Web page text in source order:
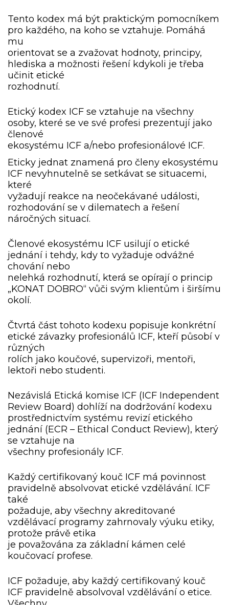
Tento kodex má být praktickým pomocníkem
pro každého, na koho se vztahuje. Pomáhá
mu
orientovat se a zvažovat hodnoty, principy,
hlediska a možnosti řešení kdykoli je třeba
učinit etické
rozhodnutí.
Etický kodex ICF se vztahuje na všechny
osoby, které se ve své profesi prezentují jako
členové
ekosystému ICF a/nebo profesionálové ICF.
Eticky jednat znamená pro členy ekosystému
ICF nevyhnutelně se setkávat se situacemi,
které
vyžadují reakce na neočekávané události,
rozhodování se v dilematech a řešení
náročných situací.
Členové ekosystému ICF usilují o etické
jednání i tehdy, kdy to vyžaduje odvážné
chování nebo
nelehká rozhodnutí, která se opírají o princip
„KONAT DOBRO“ vůči svým klientům i širšímu
okolí.
Čtvrtá část tohoto kodexu popisuje konkrétní
etické závazky profesionálů ICF, kteří působí v
různých
rolích jako koučové, supervizoři, mentoři,
lektoři nebo studenti.
Nezávislá Etická komise ICF (ICF Independent
Review Board) dohlíží na dodržování kodexu
prostřednictvím systému revizí etického
jednání (ECR – Ethical Conduct Review), který
se vztahuje na
všechny profesionály ICF.
Každý certifikovaný kouč ICF má povinnost
pravidelně absolvovat etické vzdělávání. ICF
také
požaduje, aby všechny akreditované
vzdělávací programy zahrnovaly výuku etiky,
protože právě etika
je považována za základní kámen celé
koučovací profese.
ICF požaduje, aby každý certifikovaný kouč
ICF pravidelně absolvoval vzdělávání o etice.